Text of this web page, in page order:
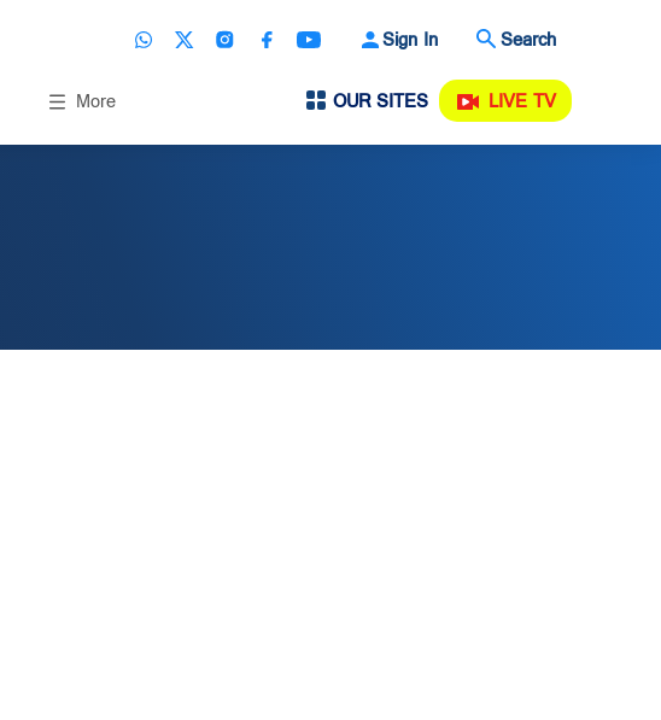
Sign In Search
More OUR SITES LIVE TV